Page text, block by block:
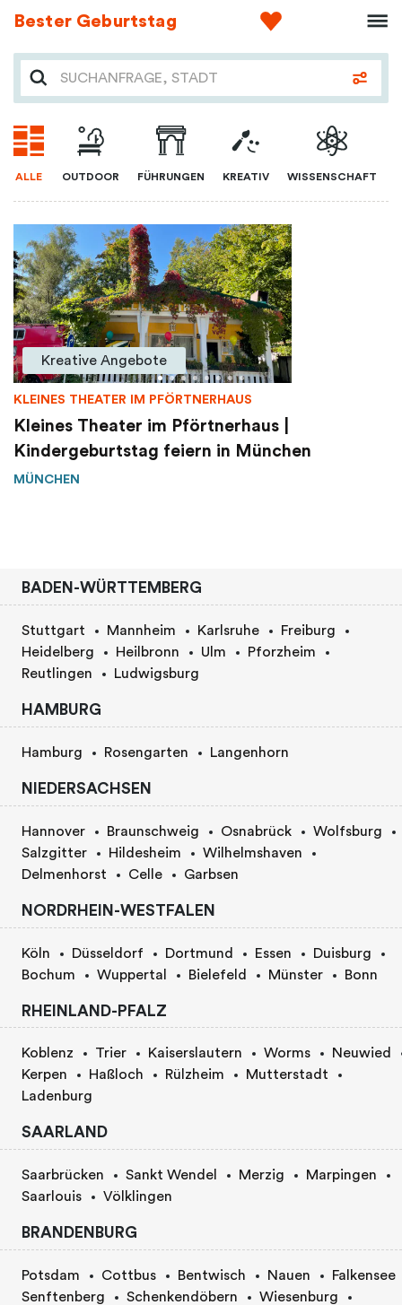
Bester Geburtstag
ALLE OUTDOOR FÜHRUNGEN KREATIV WISSENSCHAFT
Kreative Angebote
KLEINES THEATER IM PFÖRTNERHAUS
Kleines Theater im Pförtnerhaus |
Kindergeburtstag feiern in München
MÜNCHEN
BADEN-WÜRTTEMBERG
Stuttgart Mannheim Karlsruhe
Freiburg
Heidelberg
Heilbronn Ulm
Pforzheim
Reutlingen
Ludwigsburg
HAMBURG
Hamburg Rosengarten Langenhorn
NIEDERSACHSEN
Hannover Braunschweig Osnabrück
Wolfsburg
Salzgitter
Hildesheim
Wilhelmshaven
Delmenhorst
Celle Garbsen
NORDRHEIN-WESTFALEN
Köln Düsseldorf Dortmund Essen
Duisburg
Bochum
Wuppertal Bielefeld Münster Bonn
RHEINLAND-PFALZ
Koblenz Trier Kaiserslautern Worms
Neuwied
Kerpen
Haßloch Rülzheim
Mutterstadt
Ladenburg
SAARLAND
Saarbrücken Sankt Wendel Merzig
Marpingen
Saarlouis
Völklingen
BRANDENBURG
Potsdam Cottbus Bentwisch Nauen
Falkensee
Senftenberg
Schenkendöbern
Wiesenburg